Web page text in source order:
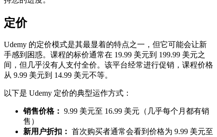
定价
Udemy 的定价模式是其最显着的特点之一，但它可能会让新
手感到困惑。课程的标价通常在 19.99 美元到 199.99 美元之
间，但几乎没有人支付全价。该平台经常进行促销，课程价格
从 9.99 美元到 14.99 美元不等。
以下是 Udemy 定价的典型运作方式：
销售价格： 9.99 美元至 16.99 美元（几乎每个月都有销
售）
新用户折扣： 首次购买者通常会看到价格为 9.99 美元至